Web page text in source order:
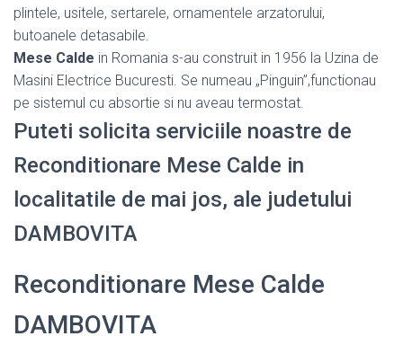
plintele, usitele, sertarele, ornamentele arzatorului,
butoanele detasabile.
Mese Calde in Romania s-au construit in 1956 la Uzina de
Masini Electrice Bucuresti. Se numeau „Pinguin”,functionau
pe sistemul cu absortie si nu aveau termostat.
Puteti solicita serviciile noastre de
Reconditionare Mese Calde in
localitatile de mai jos, ale judetului
DAMBOVITA
Reconditionare Mese Calde
DAMBOVITA